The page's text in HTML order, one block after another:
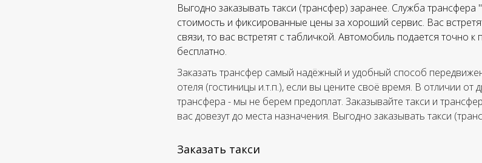
Заказать трансфер самый надёжный и удобный способ
отеля (гостиницы и.т.п.), если вы цените своё время. В отличии от
трансфера - мы не берем предоплат. Заказывайте такси и
вас довезут до места назначения. Выгодно заказывать такси
Выгодно заказывать такси (трансфер) заранее. Служба трансфера
стоимость и фиксированные цены за хороший сервис. Вас
связи, то вас встретят с табличкой. Автомобиль подается точно
бесплатно.
Заказать такси